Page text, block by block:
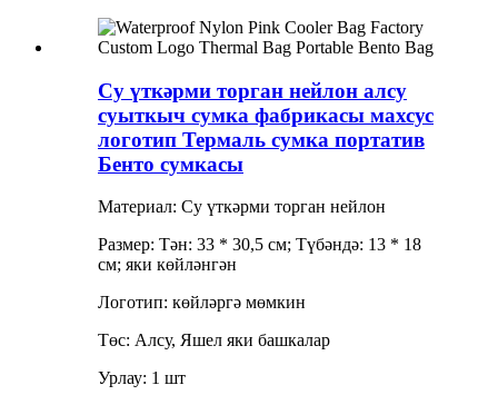
Су үткәрми торган нейлон алсу
суыткыч сумка фабрикасы махсус
логотип Термаль сумка портатив
Бенто сумкасы
Материал: Су үткәрми торган нейлон
Размер: Тән: 33 * 30,5 см; Түбәндә: 13 * 18
см; яки көйләнгән
Логотип: көйләргә мөмкин
Төс: Алсу, Яшел яки башкалар
Урлау: 1 шт